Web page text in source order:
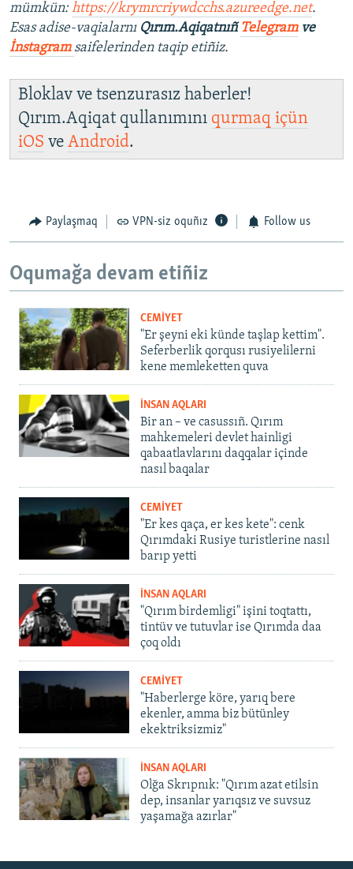
mümkün:https://krymrcriywdcchs.azureedge.net.
Esas adise-vaqialarnı Qırım.Aqiqatnıñ Telegramve
İnstagram saifelerinden taqip etiñiz.
Bloklav ve tsenzurasız haberler!
Qırım.Aqiqat qullanımını qurmaq içün
iOS ve Android.
Paylaşmaq VPN-siz oquñız Follow us
Oqumağa devam etiñiz
CEMİYET
"Er şeyni eki künde taşlap kettim".
Seferberlik qorqusı rusiyelilerni
kene memleketten quva
İNSAN AQLARI
Bir an – ve casussıñ. Qırım
mahkemeleri devlet hainligi
qabaatlavlarını daqqalar içinde
nasıl baqalar
CEMİYET
"Er kes qaça, er kes kete": cenk
Qırımdaki Rusiye turistlerine nasıl
barıp yetti
İNSAN AQLARI
"Qırım birdemligi" işini toqtattı,
tintüv ve tutuvlar ise Qırımda daa
çoq oldı
CEMİYET
"Haberlerge köre, yarıq bere
ekenler, amma biz bütünley
ekektriksizmiz"
İNSAN AQLARI
Olğa Skrıpnık: "Qırım azat etilsin
dep, insanlar yarıqsız ve suvsuz
yaşamağa azırlar"